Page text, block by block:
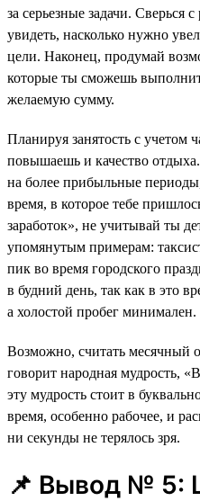
за серьезные задачи. Сверься
увидеть, насколько нужно
цели. Наконец, продумай
которые ты сможешь
желаемую сумму.
Планируя занятость с учетом
повышаешь и качество
на более прибыльные
время, в которое тебе
заработок», не учитывай ты
упомянутым примерам:
пик во время городского
в будний день, так как в это
а холостой пробег минимален.
Возможно, считать месячный
говорит народная мудрость,
эту мудрость стоит в
время, особенно рабочее, и
ни секунды не терялось зря.
📌 Вывод № 5: